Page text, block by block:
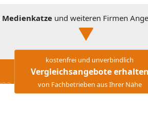
Medienkatze und weiteren Firmen
kostenfrei und unverbindlich
Vergleichsangebote erhalten
von Fachbetrieben aus Ihrer Nähe